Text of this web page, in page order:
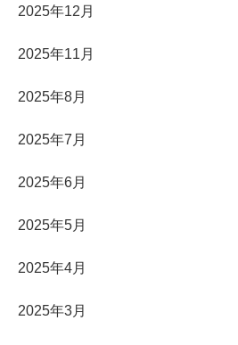
2025年12月
2025年11月
2025年8月
2025年7月
2025年6月
2025年5月
2025年4月
2025年3月